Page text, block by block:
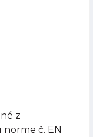
z
č. EN